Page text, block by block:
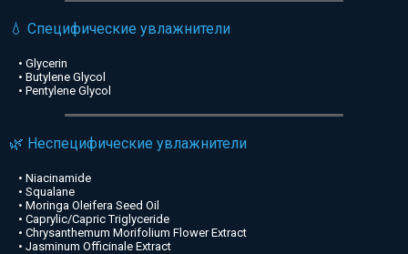
💧 Специфические увлажнители
• Glycerin
• Butylene Glycol
• Pentylene Glycol
🌿 Неспецифические увлажнители
• Niacinamide
• Squalane
• Moringa Oleifera Seed Oil
• Caprylic/Capric Triglyceride
• Chrysanthemum Morifolium Flower Extract
• Jasminum Officinale Extract